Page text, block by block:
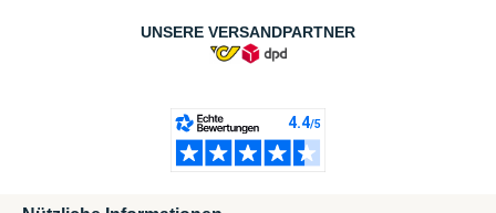
UNSERE VERSANDPARTNER